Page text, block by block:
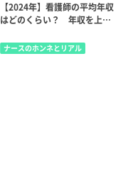
【2024年】看護師の平均年収
はどのくらい？ 年収を上げ
ナースのホンネとリアル